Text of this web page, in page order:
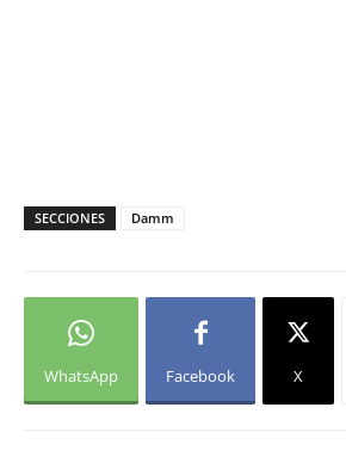
SECCIONES Damm
WhatsApp Facebook X